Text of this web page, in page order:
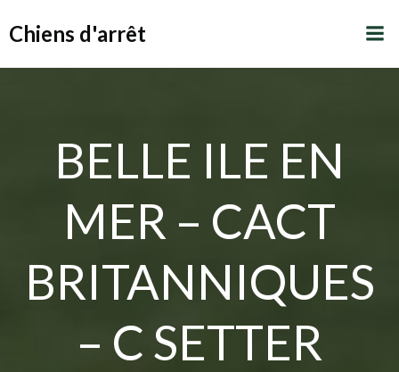
Chiens d'arrêt
BELLE ILE EN
MER – CACT
BRITANNIQUES
– C SETTER